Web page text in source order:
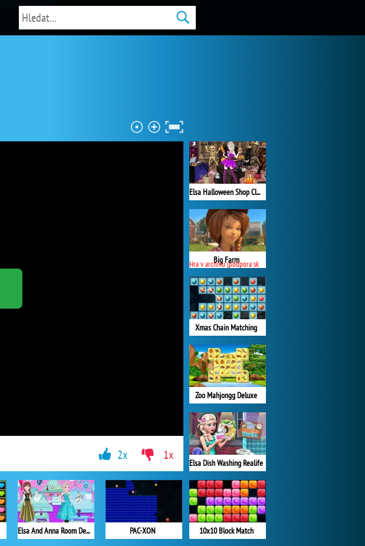
Elsa Halloween Shop Cleaning
Big Farm
Hra v archivu (podpora skončila)
Xmas Chain Matching
Zoo Mahjongg Deluxe
Elsa Dish Washing Realife
10x10 Block Match
Elsa And Anna Room Decoration PAC-XON
2x 1x